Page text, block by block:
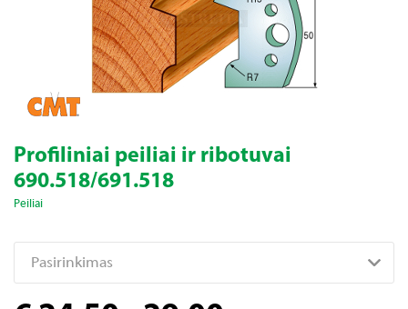
Profiliniai peiliai ir ribotuvai
690.518/691.518
Peiliai
Pasirinkimas